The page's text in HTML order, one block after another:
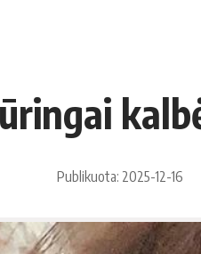
Publikuota: 2025-12-16